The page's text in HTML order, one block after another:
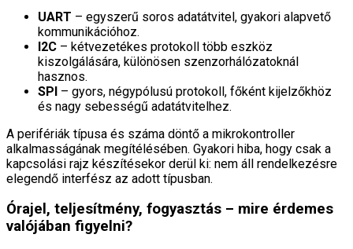
UART – egyszerű soros adatátvitel, gyakori alapvető
kommunikációhoz.
I2C – kétvezetékes protokoll több eszköz
kiszolgálására, különösen szenzorhálózatoknál
hasznos.
SPI – gyors, négypólusú protokoll, főként kijelzőkhöz
és nagy sebességű adatátvitelhez.
A perifériák típusa és száma döntő a mikrokontroller
alkalmasságának megítélésében. Gyakori hiba, hogy csak a
kapcsolási rajz készítésekor derül ki: nem áll rendelkezésre
elegendő interfész az adott típusban.
Órajel, teljesítmény, fogyasztás – mire érdemes
valójában figyelni?